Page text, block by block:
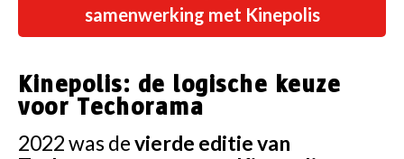
samenwerking met Kinepolis
Kinepolis: de logische keuze
voor Techorama
2022 was devierde editie van